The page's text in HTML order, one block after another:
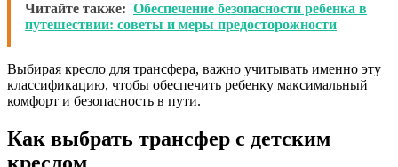
Читайте также: Обеспечение безопасности ребенка в
путешествии: советы и меры предосторожности
Выбирая кресло для трансфера, важно учитывать именно эту
классификацию, чтобы обеспечить ребенку максимальный
комфорт и безопасность в пути.
Как выбрать трансфер с детским